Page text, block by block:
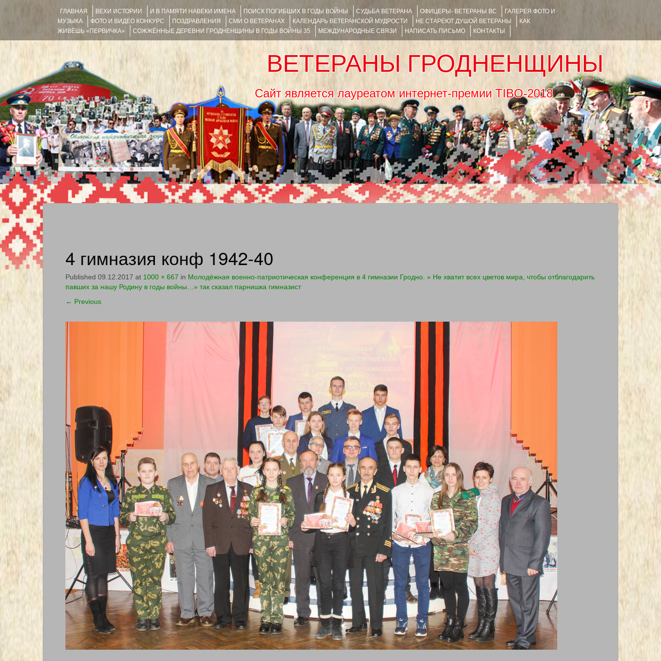
ГЛАВНАЯ ВЕХИ ИСТОРИИ И В ПАМЯТИ НАВЕКИ ИМЕНА ПОИСК ПОГИБШИХ В ГОДЫ ВОЙНЫ СУДЬБА ВЕТЕРАНА ОФИЦЕРЫ- ВЕТЕРАНЫ ВС
ГАЛЕРЕЯ ФОТО И
МУЗЫКА
ФОТО И ВИДЕО КОНКУРС ПОЗДРАВЛЕНИЯ СМИ О ВЕТЕРАНАХ КАЛЕНДАРЬ ВЕТЕРАНСКОЙ МУДРОСТИ НЕ СТАРЕЮТ ДУШОЙ ВЕТЕРАНЫ
КАК
ЖИВЁШЬ «ПЕРВИЧКА»
СОЖЖЁННЫЕ ДЕРЕВНИ ГРОДНЕНЩИНЫ В ГОДЫ ВОЙНЫ 35 МЕЖДУНАРОДНЫЕ СВЯЗИ НАПИСАТЬ ПИСЬМО КОНТАКТЫ
ВЕТЕРАНЫ ГРОДНЕНЩИНЫ
Сайт является лауреатом интернет-премии TIBO-2018
Menu
SKIP TO CONTENT
4 гимназия конф 1942-40
Published 09.12.2017 at 1000 × 667 in Молодёжная военно-патриотическая конференция в 4 гимназии Гродно. » Не хватит всех цветов мира, чтобы отблагодарить
павших за нашу Родину в годы войны…» так сказал парнишка гимназист
← Previous